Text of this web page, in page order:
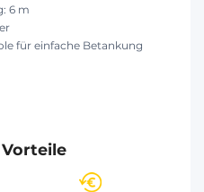
6 m
für einfache Betankung